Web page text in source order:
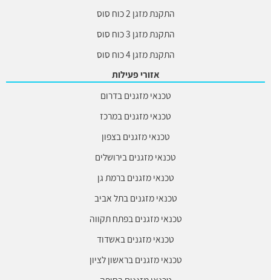
התקנת מזגן 2 כוח סוס
התקנת מזגן 3 כוח סוס
התקנת מזגן 4 כוח סוס
אזורי פעילות
טכנאי מזגנים בדרום
טכנאי מזגנים במרכז
טכנאי מזגנים בצפון
טכנאי מזגנים בירושלים
טכנאי מזגנים ברמת גן
טכנאי מזגנים בתל אביב
טכנאי מזגנים בפתח תקווה
טכנאי מזגנים באשדוד
טכנאי מזגנים בראשון לציון